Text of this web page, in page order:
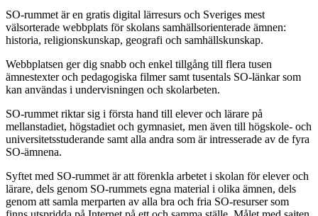
SO-rummet är en gratis digital lärresurs och Sveriges mest
välsorterade webbplats för skolans samhällsorienterade ämnen:
historia, religionskunskap, geografi och samhällskunskap.
Webbplatsen ger dig snabb och enkel tillgång till flera tusen
ämnestexter och pedagogiska filmer samt tusentals SO-länkar som
kan användas i undervisningen och skolarbeten.
SO-rummet riktar sig i första hand till elever och lärare på
mellanstadiet, högstadiet och gymnasiet, men även till högskole- och
universitetsstuderande samt alla andra som är intresserade av de fyra
SO-ämnena.
Syftet med SO-rummet är att förenkla arbetet i skolan för elever och
lärare, dels genom SO-rummets egna material i olika ämnen, dels
genom att samla merparten av alla bra och fria SO-resurser som